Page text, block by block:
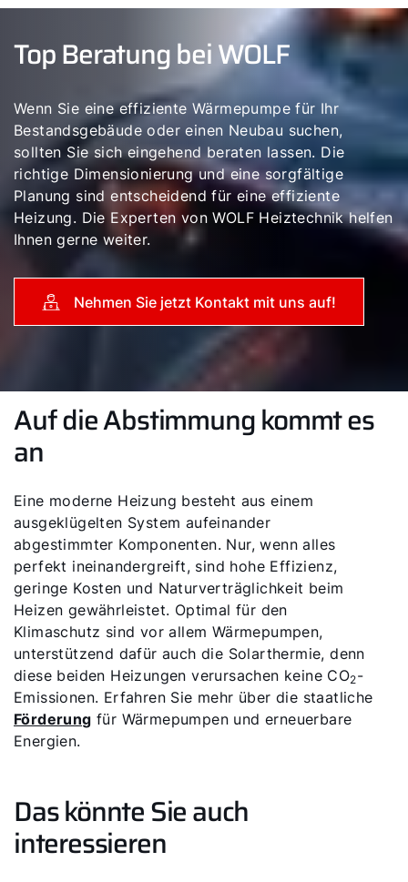
Top Beratung bei WOLF
Wenn Sie eine effiziente Wärmepumpe für Ihr
Bestandsgebäude oder einen Neubau suchen,
sollten Sie sich eingehend beraten lassen. Die
richtige Dimensionierung und eine sorgfältige
Planung sind entscheidend für eine effiziente
Heizung. Die Experten von WOLF Heiztechnik helfen
Ihnen gerne weiter.
Nehmen Sie jetzt Kontakt mit uns auf!
Auf die Abstimmung kommt es
an
Eine moderne Heizung besteht aus einem
ausgeklügelten System aufeinander
abgestimmter Komponenten. Nur, wenn alles
perfekt ineinandergreift, sind hohe Effizienz,
geringe Kosten und Naturverträglichkeit beim
Heizen gewährleistet. Optimal für den
Klimaschutz sind vor allem Wärmepumpen,
unterstützend dafür auch die Solarthermie, denn
diese beiden Heizungen verursachen keine CO2-
Emissionen. Erfahren Sie mehr über die staatliche
Förderung für Wärmepumpen und erneuerbare
Energien.
Das könnte Sie auch
interessieren